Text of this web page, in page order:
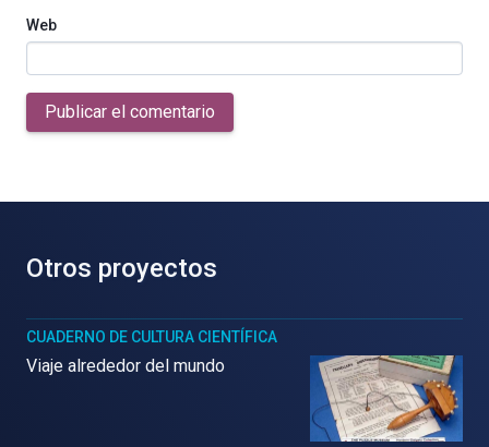
Web
Publicar el comentario
Otros proyectos
CUADERNO DE CULTURA CIENTÍFICA
Viaje alrededor del mundo